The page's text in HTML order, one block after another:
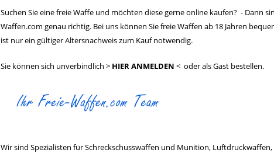
Suchen Sie eine freie Waffe und möchten diese gerne online kaufen? - Dann
Waffen.com genau richtig. Bei uns können Sie freie Waffen ab 18 Jahren
ist nur ein gültiger Altersnachweis zum Kauf notwendig.
Sie können sich unverbindlich > HIER ANMELDEN < oder als Gast bestellen.
Wir sind Spezialisten für Schreckschusswaffen und Munition,